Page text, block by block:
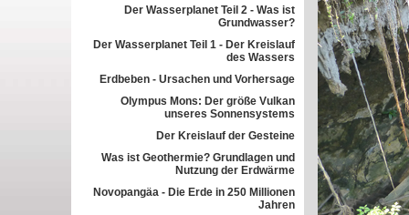
Der Wasserplanet Teil 2 - Was ist
Grundwasser?
Der Wasserplanet Teil 1 - Der Kreislauf
des Wassers
Erdbeben - Ursachen und Vorhersage
Olympus Mons: Der größe Vulkan
unseres Sonnensystems
Der Kreislauf der Gesteine
Was ist Geothermie? Grundlagen und
Nutzung der Erdwärme
Novopangäa - Die Erde in 250 Millionen
Jahren